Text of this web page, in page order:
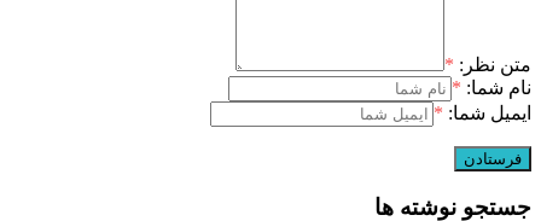
متن نظر: *
نام شما: *
ایمیل شما: *
جستجو نوشته ها